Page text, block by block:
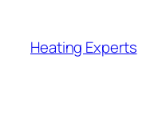
περιεχόμενο
Heating Experts